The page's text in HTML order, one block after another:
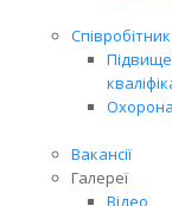
Вакансії
Галереї
Відео